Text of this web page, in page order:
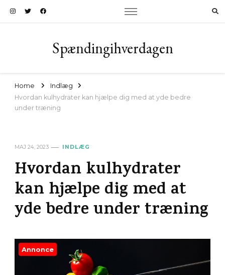
Spændingihverdagen
Home
Indlæg
Hvordan kulhydrater kan hjælpe dig med at yde bedre
under træning
MAJ 24, 2023 INDLÆG
Hvordan kulhydrater
kan hjælpe dig med at
yde bedre under træning
Annonce